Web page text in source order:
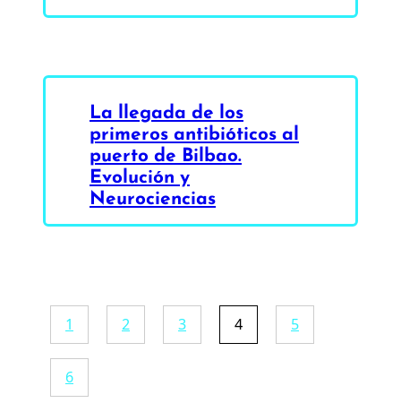
La llegada de los
primeros antibióticos al
puerto de Bilbao.
Evolución y
Neurociencias
1 2 3 4 5
6